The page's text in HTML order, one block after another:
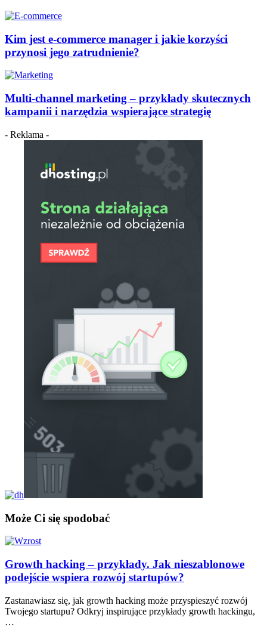
Kim jest e-commerce manager i jakie korzyści
przynosi jego zatrudnienie?
Multi-channel marketing – przykłady skutecznych
kampanii i narzędzia wspierające strategię
- Reklama -
Może Ci się spodobać
Growth hacking – przykłady. Jak nieszablonowe
podejście wspiera rozwój startupów?
Zastanawiasz się, jak growth hacking może przyspieszyć rozwój
Twojego startupu? Odkryj inspirujące przykłady growth hackingu,
…